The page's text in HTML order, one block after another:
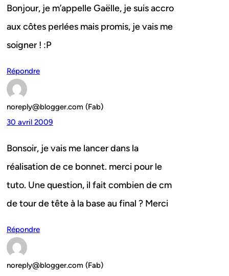
Bonjour, je m’appelle Gaëlle, je suis accro
aux côtes perlées mais promis, je vais me
soigner ! :P
Répondre
noreply@blogger.com (Fab)
30 avril 2009
Bonsoir, je vais me lancer dans la
réalisation de ce bonnet. merci pour le
tuto. Une question, il fait combien de cm
de tour de tête à la base au final ? Merci
Répondre
noreply@blogger.com (Fab)